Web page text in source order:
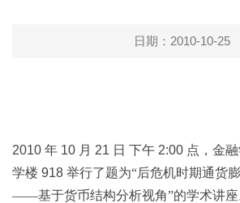
日期：2010-10-25
2010 年 10 月 21 日 下午 2:00 点，金
学楼 918 举行了题为“后危机时期通货
——基于货币结构分析视角”的学术讲座